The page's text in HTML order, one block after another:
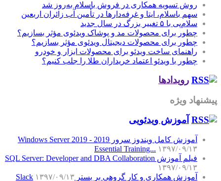
روش تسویه همکاری در فروش باسلام به‌روز شد
سهم باسلام، ایتا و غرفه‌دارها در تأمین آب زائران اربعین
سلام‌پی با ۵ تغییر بزرگ در سال جدید
چطور برای محصولات مد و پوشاک ویدئوی مؤثر بسازیم؟
چطور برای محصولات دیجیتال ویدئوی مؤثر بسازیم؟
راهنمای ساخت ویدئو برای محصولات ابزار و خودرو
چطور با ویدئو اعتماد خریداران طلا را جلب کنیم؟
رویدادها
پیشنهاد ویژه
آموزش‌ ویدئویی
آموزش کامل ویندوز سرور 2019 - Windows Server 2019
Essential Training... ۱۳۹۷/۰۹/۱۳
فیلم آموزش SQL Server: Developer and DBA Collaboration
۱۳۹۷/۰۹/۱۳
آموزش همکاری و کار گروهی بر بستر Slack ۱۳۹۷/۰۹/۱۳